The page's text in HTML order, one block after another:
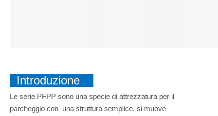
Introduzione
Le serie PFPP sono una specie di attrezzatura per il
parcheggio con una struttura semplice, si muove